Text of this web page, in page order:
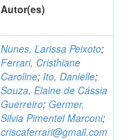
Autor(es)
Nunes, Larissa Peixoto;
Ferrari, Cristhiane
Caroline; Ito, Danielle;
Souza, Elaine de Cássia
Guerreiro; Germer,
Silvia Pimentel Marconi;
criscaferrari@gmail.com